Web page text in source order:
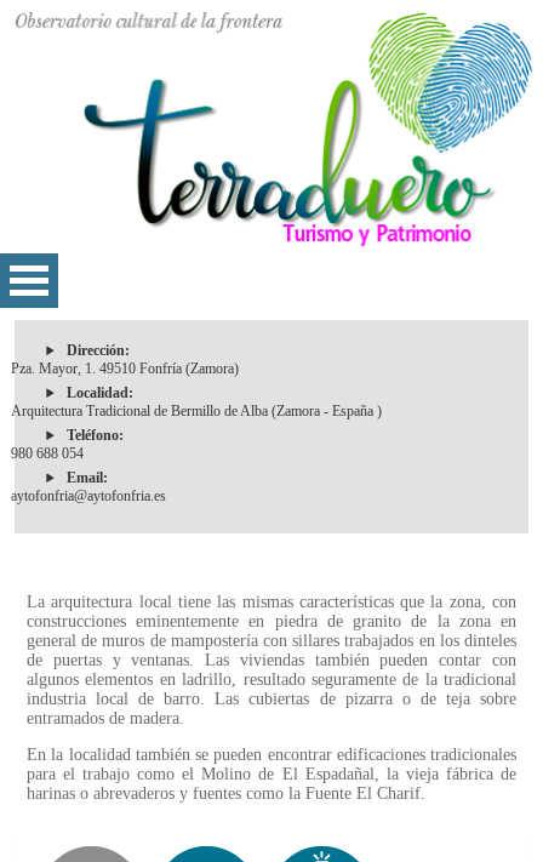
Dirección:
Pza. Mayor, 1. 49510 Fonfría (Zamora)
Localidad:
Arquitectura Tradicional de Bermillo de Alba (Zamora - España )
Teléfono:
980 688 054
Email:
aytofonfria@aytofonfria.es
La arquitectura local tiene las mismas características que la zona, con
construcciones eminentemente en piedra de granito de la zona en
general de muros de mampostería con sillares trabajados en los dinteles
de puertas y ventanas. Las viviendas también pueden contar con
algunos elementos en ladrillo, resultado seguramente de la tradicional
industria local de barro. Las cubiertas de pizarra o de teja sobre
entramados de madera.
En la localidad también se pueden encontrar edificaciones tradicionales
para el trabajo como el Molino de El Espadañal, la vieja fábrica de
harinas o abrevaderos y fuentes como la Fuente El Charif.